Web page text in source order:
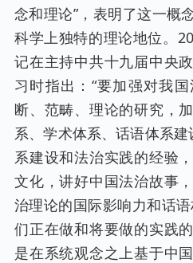
念和理论”，表明了这一概
科学上独特的理论地位。
记在主持中共十九届中央
习时指出：“要加强对我
断、范畴、理论的研究，
系、学术体系、话语体系建
系建设和法治实践的经验
文化，讲好中国法治故事
治理论的国际影响力和话
们正在做和将要做的实践
是在系统观念之上基于中